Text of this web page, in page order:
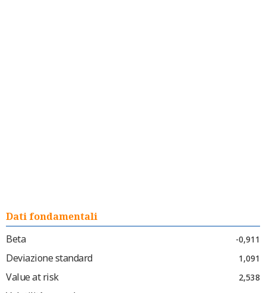
Dati fondamentali
Beta
-0,911
Deviazione standard 1,091
Value at risk 2,538